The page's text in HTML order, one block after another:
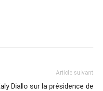
Article suivant
Diallo sur la présidence de